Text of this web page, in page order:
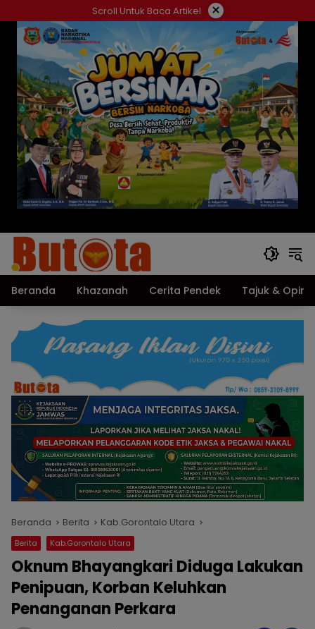
ke
konten
Scroll Untuk Baca Artikel ×
Beranda Khazanah Cerita Pendek Tajuk & Opini
Beranda Berita Kab.Gorontalo Utara
Berita Kab.Gorontalo Utara
Oknum Bhayangkari Diduga Lakukan
Penipuan, Korban Keluhkan
Penanganan Perkara